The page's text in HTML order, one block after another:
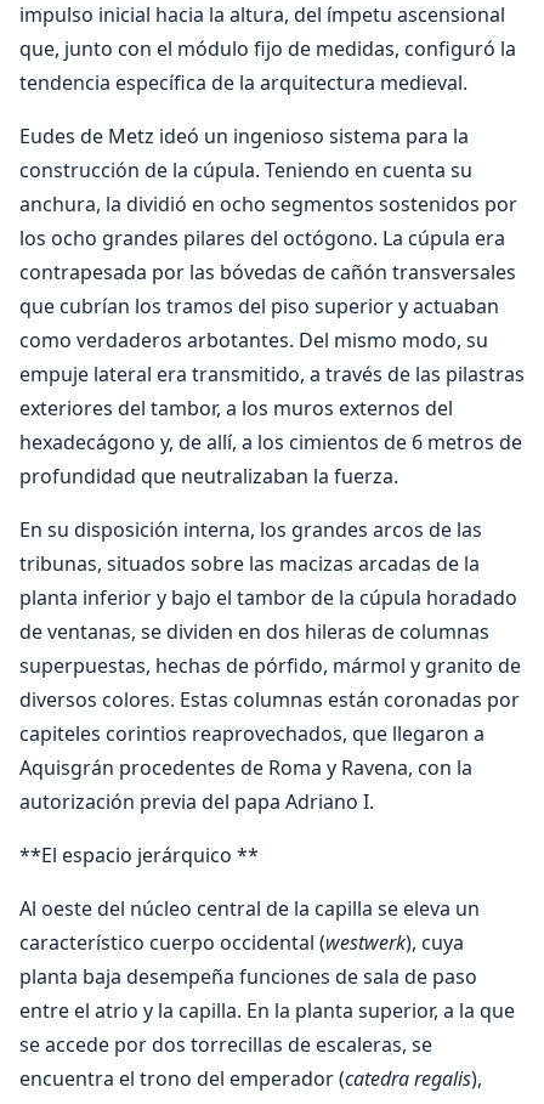
impulso inicial hacia la altura, del ímpetu ascensional
que, junto con el módulo fijo de medidas, configuró la
tendencia específica de la arquitectura medieval.
Eudes de Metz ideó un ingenioso sistema para la
construcción de la cúpula. Teniendo en cuenta su
anchura, la dividió en ocho segmentos sostenidos por
los ocho grandes pilares del octógono. La cúpula era
contrapesada por las bóvedas de cañón transversales
que cubrían los tramos del piso superior y actuaban
como verdaderos arbotantes. Del mismo modo, su
empuje lateral era transmitido, a través de las pilastras
exteriores del tambor, a los muros externos del
hexadecágono y, de allí, a los cimientos de 6 metros de
profundidad que neutralizaban la fuerza.
En su disposición interna, los grandes arcos de las
tribunas, situados sobre las macizas arcadas de la
planta inferior y bajo el tambor de la cúpula horadado
de ventanas, se dividen en dos hileras de columnas
superpuestas, hechas de pórfido, mármol y granito de
diversos colores. Estas columnas están coronadas por
capiteles corintios reaprovechados, que llegaron a
Aquisgrán procedentes de Roma y Ravena, con la
autorización previa del papa Adriano I.
**El espacio jerárquico **
Al oeste del núcleo central de la capilla se eleva un
característico cuerpo occidental (westwerk), cuya
planta baja desempeña funciones de sala de paso
entre el atrio y la capilla. En la planta superior, a la que
se accede por dos torrecillas de escaleras, se
encuentra el trono del emperador (catedra regalis),